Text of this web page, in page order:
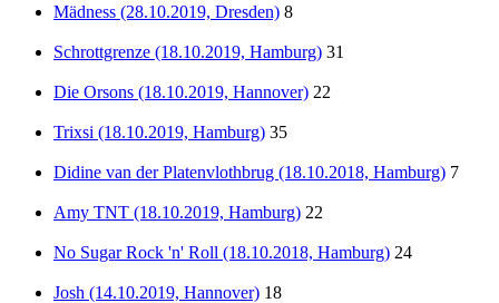
Mädness (28.10.2019, Dresden) 8
Schrottgrenze (18.10.2019, Hamburg) 31
Die Orsons (18.10.2019, Hannover) 22
Trixsi (18.10.2019, Hamburg) 35
Didine van der Platenvlothbrug (18.10.2018, Hamburg) 7
Amy TNT (18.10.2019, Hamburg) 22
No Sugar Rock 'n' Roll (18.10.2018, Hamburg) 24
Josh (14.10.2019, Hannover) 18